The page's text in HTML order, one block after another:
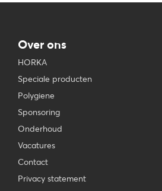
Over ons
HORKA
Speciale producten
Polygiene
Sponsoring
Onderhoud
Vacatures
Contact
Privacy statement